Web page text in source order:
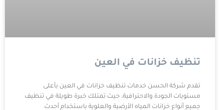
تنظيف خزانات في العين
تقدم شركة الحسن خدمات تنظيف خزانات في العين بأعلى
مستويات الجودة والاحترافية، حيث تمتلك خبرة طويلة في تنظيف
جميع أنواع خزانات المياه الأرضية والعلوية باستخدام أحدث